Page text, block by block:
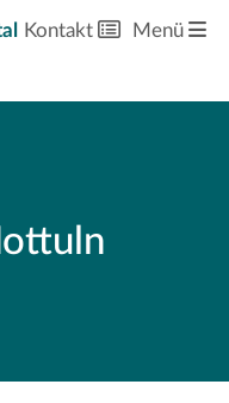
Kontakt Menü